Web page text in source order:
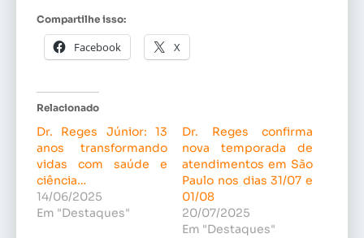
Compartilhe isso:
Facebook X
Relacionado
Dr. Reges Júnior: 13
anos transformando
vidas com saúde e
ciência…
14/06/2025
Em "Destaques"
Dr. Reges confirma
nova temporada de
atendimentos em São
Paulo nos dias 31/07 e
01/08
20/07/2025
Em "Destaques"